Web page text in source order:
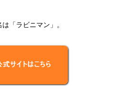
「ラビニマン」。